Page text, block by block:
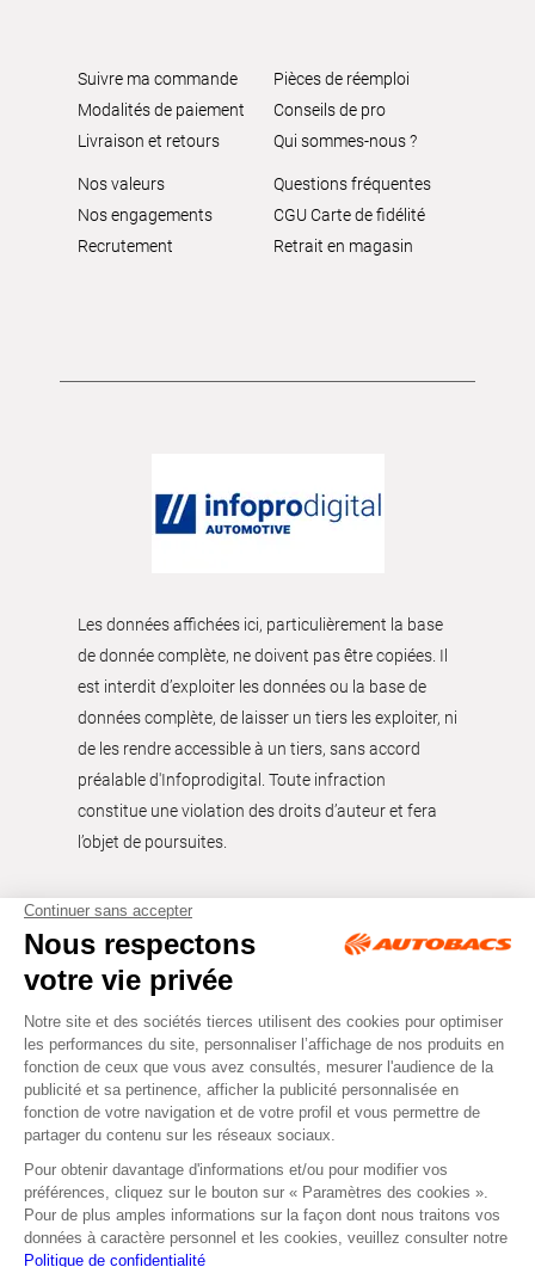
Suivre ma commande
Modalités de paiement
Livraison et retours
Pièces de réemploi
Conseils de pro
Qui sommes-nous ?
Nos valeurs
Nos engagements
Recrutement
Questions fréquentes
CGU Carte de fidélité
Retrait en magasin
Les données affichées ici, particulièrement la base
de donnée complète, ne doivent pas être copiées. Il
est interdit d’exploiter les données ou la base de
données complète, de laisser un tiers les exploiter, ni
de les rendre accessible à un tiers, sans accord
préalable d'Infoprodigital. Toute infraction
constitue une violation des droits d’auteur et fera
l’objet de poursuites.
Tous droits réservés © Autobacs
Mentions légales RGPD
Cookies CGV